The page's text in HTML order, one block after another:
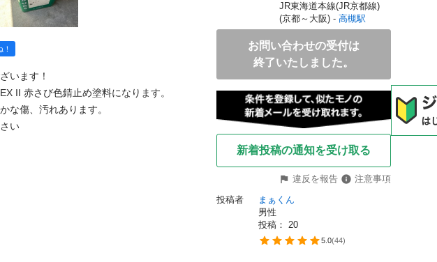
います！
II 赤さび色錆止め塗料になります。
な傷、汚れあります。
い
JR東海道本線(JR京都線)
(京都～大阪) - 高槻駅
お問い合わせの受付は
終了いたしました。
新着投稿の通知を受け取る
違反を報告
注意事項
投稿者
まぁくん
男性
投稿： 20
5.0(44)